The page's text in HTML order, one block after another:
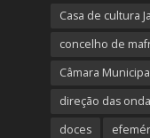
Casa de cultura
concelho de
Câmara
direção das
doces